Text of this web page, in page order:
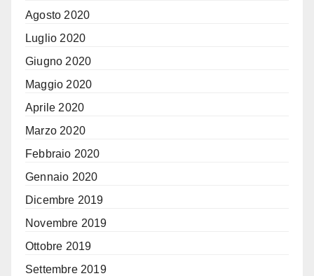
Agosto 2020
Luglio 2020
Giugno 2020
Maggio 2020
Aprile 2020
Marzo 2020
Febbraio 2020
Gennaio 2020
Dicembre 2019
Novembre 2019
Ottobre 2019
Settembre 2019